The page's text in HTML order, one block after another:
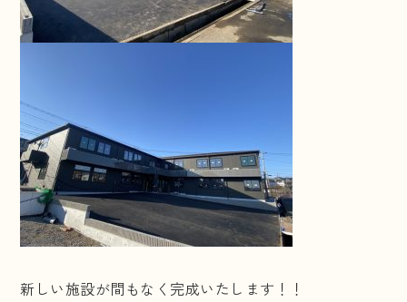
新しい施設が間もなく完成いたします！！